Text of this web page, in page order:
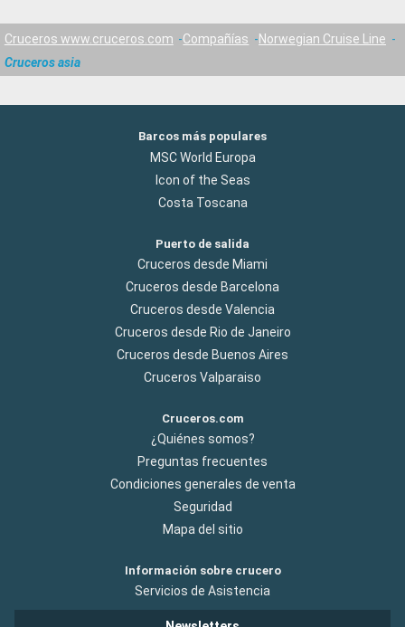
Cruceros www.cruceros.com Compañías
Norwegian Cruise Line
Cruceros asia
Barcos más populares
MSC World Europa
Icon of the Seas
Costa Toscana
Puerto de salida
Cruceros desde Miami
Cruceros desde Barcelona
Cruceros desde Valencia
Cruceros desde Rio de Janeiro
Cruceros desde Buenos Aires
Cruceros Valparaiso
Cruceros.com
¿Quiénes somos?
Preguntas frecuentes
Condiciones generales de venta
Seguridad
Mapa del sitio
Información sobre crucero
Servicios de Asistencia